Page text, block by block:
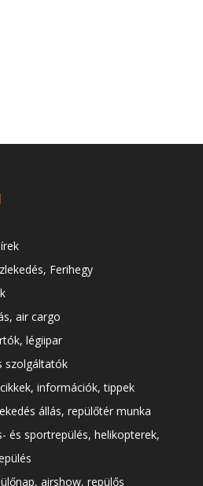
Ferihegy
air cargo
légiipar
szolgáltatók
információk, tippek
állás, repülőtér munka
és sportrepülés, helikopterek,
airshow, repülős